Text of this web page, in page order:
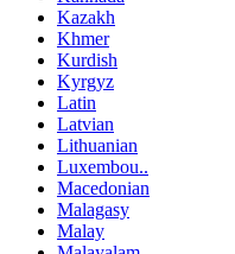
Kazakh
Khmer
Kurdish
Kyrgyz
Latin
Latvian
Lithuanian
Luxembou..
Macedonian
Malagasy
Malay